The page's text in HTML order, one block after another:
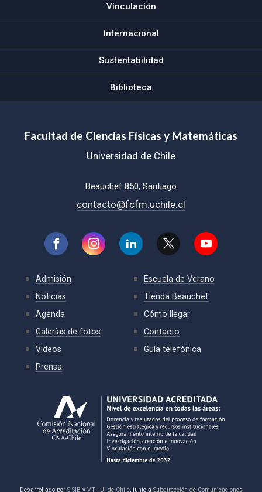
Vinculación
Internacional
Sustentabilidad
Biblioteca
Facultad de Ciencias Físicas y Matemáticas
Universidad de Chile
Beauchef 850, Santiago
contacto@fcfm.uchile.cl
Admisión
Noticias
Agenda
Galerías de fotos
Videos
Prensa
Escuela de Verano
Tienda Beauchef
Cómo llegar
Contacto
Guía telefónica
Desarrollado por SISIB y VTI, U. de Chile, junto a Subdirección de Comunicaciones